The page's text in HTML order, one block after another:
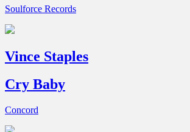
Soulforce Records
Vince Staples
Cry Baby
Concord